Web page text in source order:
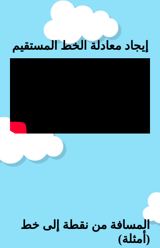
إيجاد معادلة الخط المستقيم
المسافة من نقطة إلى خط
(أمثلة)